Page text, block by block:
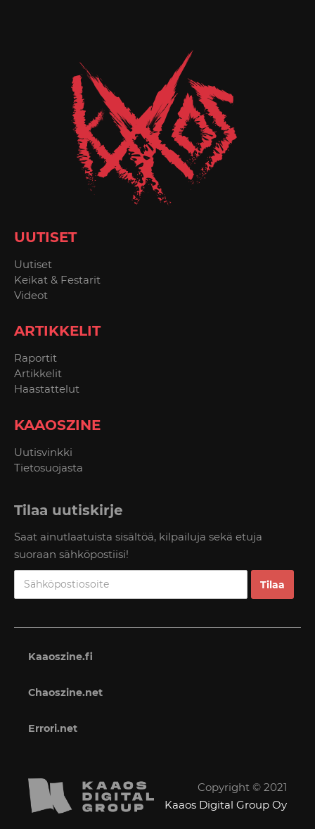
UUTISET
Uutiset
Keikat & Festarit
Videot
ARTIKKELIT
Raportit
Artikkelit
Haastattelut
KAAOSZINE
Uutisvinkki
Tietosuojasta
Tilaa uutiskirje
Saat ainutlaatuista sisältöä, kilpailuja sekä etuja
suoraan sähköpostiisi!
Kaaoszine.fi
Chaoszine.net
Errori.net
Copyright © 2021
Kaaos Digital Group Oy